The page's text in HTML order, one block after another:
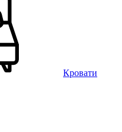
Кровати